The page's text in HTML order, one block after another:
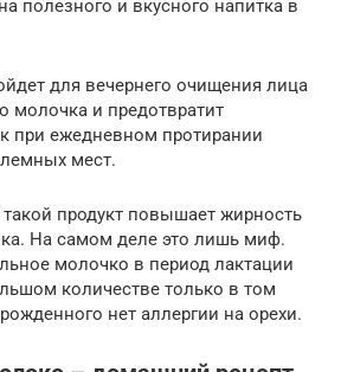
полезного и вкусного напитка в
для вечернего очищения лица
молочка и предотвратит
при ежедневном протирании
мест.
продукт повышает жирность
На самом деле это лишь миф.
молочко в период лактации
количестве только в том
нет аллергии на орехи.